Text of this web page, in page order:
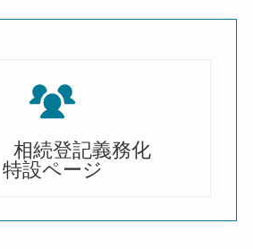
相続登記義務化
特設ページ